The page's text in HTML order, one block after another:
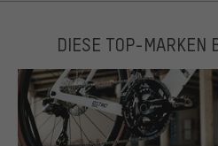
DIESE TOP-MARKEN